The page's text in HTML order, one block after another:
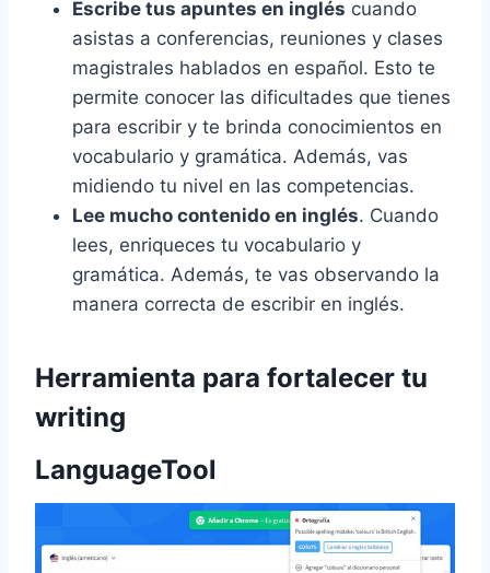
Escribe tus apuntes en inglés cuando
asistas a conferencias, reuniones y clases
magistrales hablados en español. Esto te
permite conocer las dificultades que tienes
para escribir y te brinda conocimientos en
vocabulario y gramática. Además, vas
midiendo tu nivel en las competencias.
Lee mucho contenido en inglés. Cuando
lees, enriqueces tu vocabulario y
gramática. Además, te vas observando la
manera correcta de escribir en inglés.
Herramienta para fortalecer tu
writing
LanguageTool